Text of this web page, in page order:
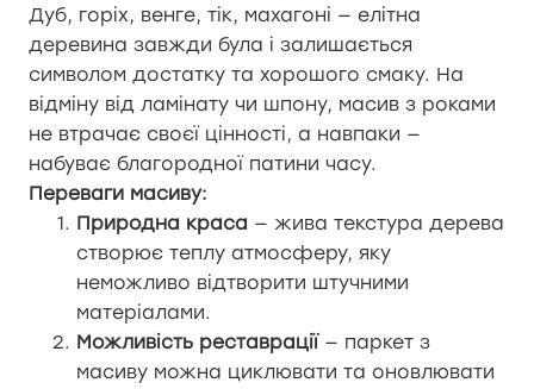
Дуб, горіх, венге, тік, махагоні — елітна
деревина завжди була і залишається
символом достатку та хорошого смаку. На
відміну від ламінату чи шпону, масив з роками
не втрачає своєї цінності, а навпаки —
набуває благородної патини часу.
Переваги масиву:
Природна краса — жива текстура дерева
створює теплу атмосферу, яку
неможливо відтворити штучними
матеріалами.
Можливість реставрації— паркет з
масиву можна циклювати та оновлювати